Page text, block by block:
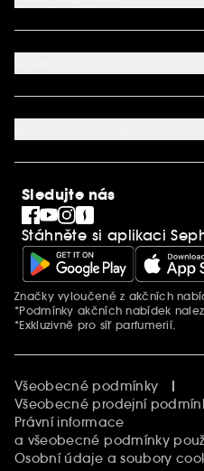
Kontaktujte nás
Mapa stránky
Můj účet
Aplikace SEPHORA
Nastavení souborů cookie
O společnosti Sephora
Kariéra
SEPHORiA
Blog Sephora
Singles´ Day
Black Friday
Cyber Monday
Vánoce
Sledujte nás
Stáhněte si aplikaci
Další informace
Značky vyloučené z akčních
*Podmínky akčních nabídek
*Exkluzivně pro síť parfumerií.
Všeobecné podmínky
Všeobecné prodejní
Právní informace
a všeobecné podmínky
Osobní údaje a soubory